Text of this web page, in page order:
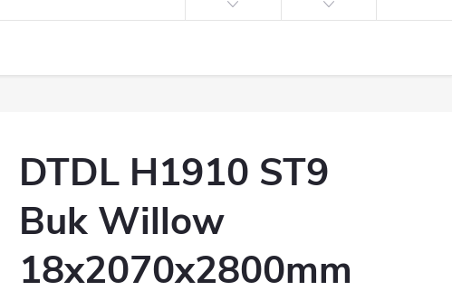
DTDL H1910 ST9
Buk Willow
18x2070x2800mm